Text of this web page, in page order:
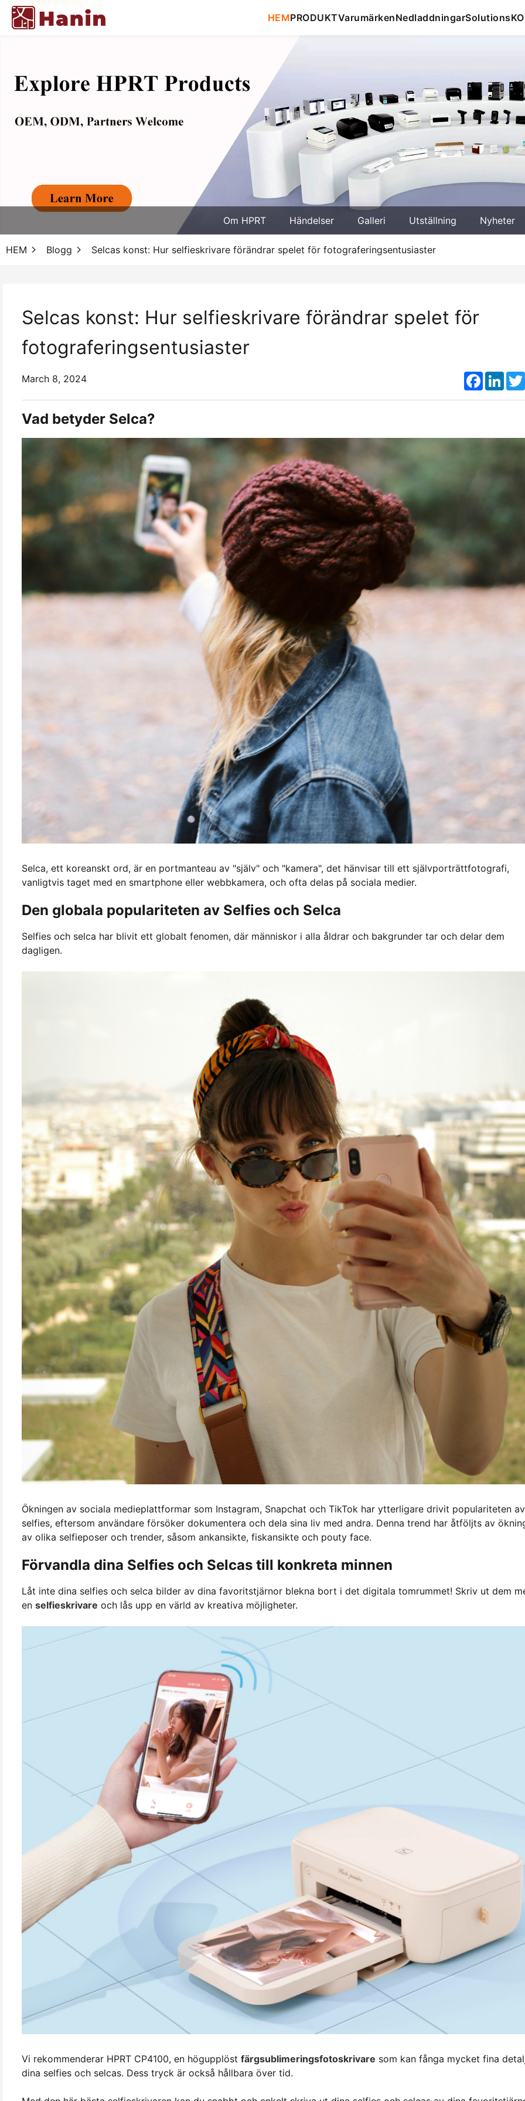
HEMPRODUKTVarumärkenNedladdningarSolutions
Om HPRT Händelser Galleri Utställning Nyheter
HEM Blogg Selcas konst: Hur selfieskrivare förändrar spelet för fotograferingsentusiaster
Selcas konst: Hur selfieskrivare förändrar spelet för
fotograferingsentusiaster
March 8, 2024
Vad betyder Selca?
Selca, ett koreanskt ord, är en portmanteau av "själv" och "kamera", det hänvisar till ett självporträttfotografi,
vanligtvis taget med en smartphone eller webbkamera, och ofta delas på sociala medier.
Den globala populariteten av Selfies och Selca
Selfies och selca har blivit ett globalt fenomen, där människor i alla åldrar och bakgrunder tar och delar dem
dagligen.
Ökningen av sociala medieplattformar som Instagram, Snapchat och TikTok har ytterligare drivit populariteten av
selfies, eftersom användare försöker dokumentera och dela sina liv med andra. Denna trend har åtföljts av
av olika selfieposer och trender, såsom ankansikte, fiskansikte och pouty face.
Förvandla dina Selfies och Selcas till konkreta minnen
Låt inte dina selfies och selca bilder av dina favoritstjärnor blekna bort i det digitala tomrummet! Skriv ut dem
en selfieskrivare och lås upp en värld av kreativa möjligheter.
Vi rekommenderar HPRT CP4100, en högupplöst färgsublimeringsfotoskrivare som kan fånga mycket fina
dina selfies och selcas. Dess tryck är också hållbara över tid.